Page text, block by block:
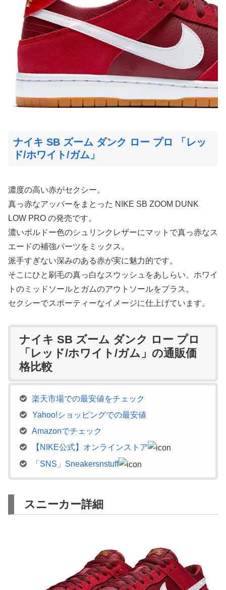
ナイキ SB ズーム ダンク ロー プロ 「レッ
ド/ホワイト/ガム」
濃度の高い赤がセクシー。
真っ赤なアッパーをまとった NIKE SB ZOOM DUNK
LOW PRO の発売です。
濃いボルドー色のシュリンクレザーにマットで真っ赤なス
エードの補強パーツをミックス。
派手すぎない深みのある赤が実に魅力的です。
そこにひと刷毛の真っ白なスウッシュをあしらい、ホワイ
トのミッドソールとガムのアウトソールをプラス。
セクシーでスポーティーなイメージに仕上げています。
ナイキ SB ズーム ダンク ロー プロ
「レッド/ホワイト/ガム」の通販価
格比較
楽天市場での最安値をチェック
Yahoo!ショッピングでの最安値
Amazonでチェック
【NIKE公式】オンラインストア
「SNS」Sneakersnstuff
スニーカー詳細